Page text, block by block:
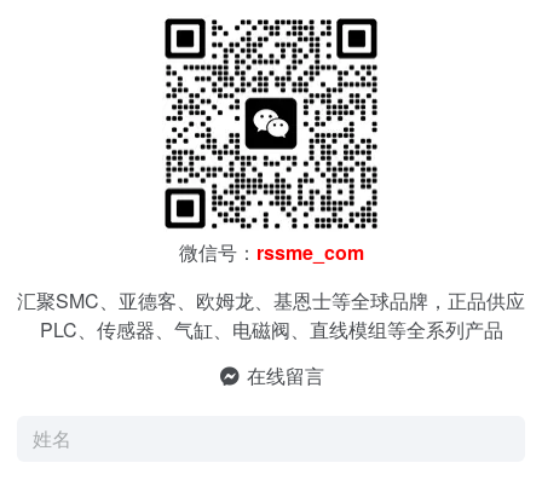
微信号： rssme_com
汇聚SMC、亚德客、欧姆龙、基恩士等全球品牌，正品供应
PLC、传感器、气缸、电磁阀、直线模组等全系列产品
在线留言